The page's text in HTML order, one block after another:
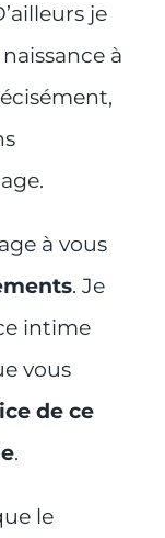
je
à
à vous
. Je
intime
vous
de ce
.
le